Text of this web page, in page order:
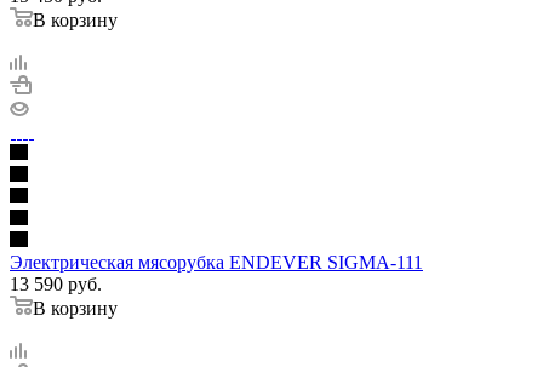
В корзину
Электрическая мясорубка ENDEVER SIGMA-111
13 590 руб.
В корзину